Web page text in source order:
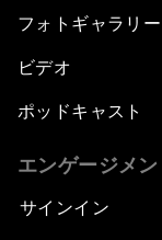
フォトギャラリー
ビデオ
ポッドキャスト
エンゲージメン
サインイン